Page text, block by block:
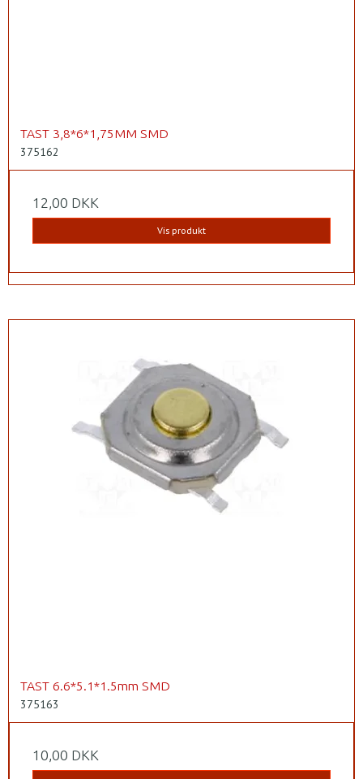
TAST 3,8*6*1,75MM SMD
375162
12,00 DKK
Vis produkt
TAST 6.6*5.1*1.5mm SMD
375163
10,00 DKK